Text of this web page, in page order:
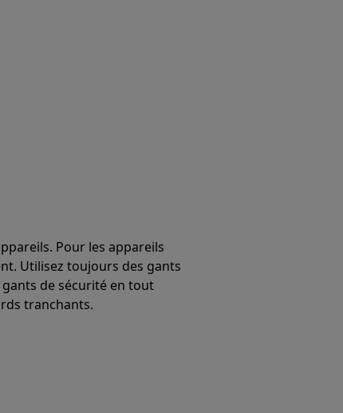
Pour les appareils
Utilisez toujours des gants
de sécurité en tout
tranchants.